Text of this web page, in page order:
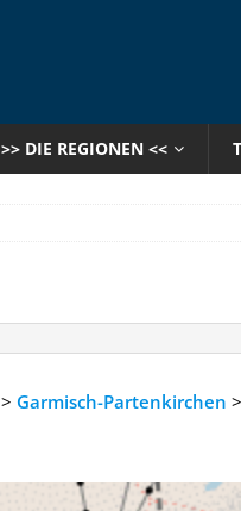
>> DIE REGIONEN <<
> Garmisch-Partenkirchen >